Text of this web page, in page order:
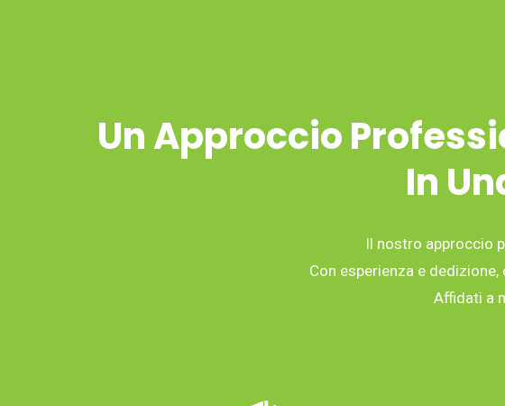
Un Approccio
In
Il nostro approccio
Con esperienza e
Affidati a